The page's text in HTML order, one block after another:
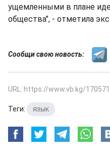
ущемленными в плане
общества", - отметила
Сообщи свою новость:
URL: https://www.vb.kg/170571
Теги: язык